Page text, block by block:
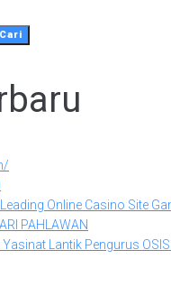
Cari
Online Casino Site
PAHLAWAN
Lantik Pengurus